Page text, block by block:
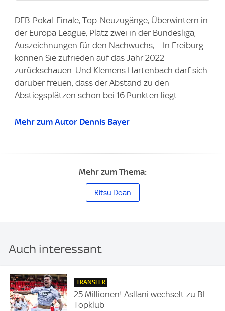
DFB-Pokal-Finale, Top-Neuzugänge, Überwintern in
der Europa League, Platz zwei in der Bundesliga,
Auszeichnungen für den Nachwuchs,… In Freiburg
können Sie zufrieden auf das Jahr 2022
zurückschauen. Und Klemens Hartenbach darf sich
darüber freuen, dass der Abstand zu den
Abstiegsplätzen schon bei 16 Punkten liegt.
Mehr zum Autor Dennis Bayer
Mehr zum Thema:
Ritsu Doan
Auch interessant
TRANSFER
25 Millionen! Asllani wechselt zu BL-
Topklub